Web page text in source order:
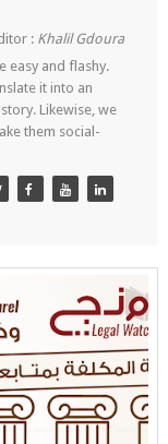
: Khalil Gdoura
easy and flashy.
it into an
Likewise, we
them social-